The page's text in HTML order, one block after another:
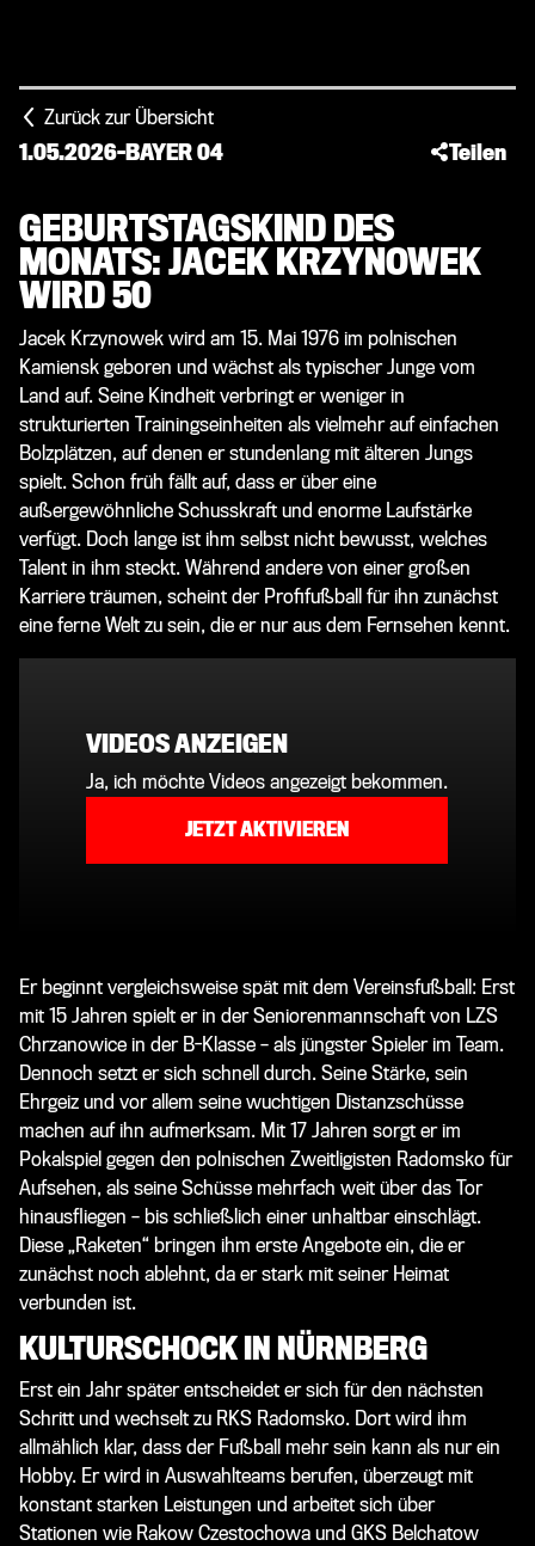
Zurück zur Übersicht
1.05.2026-BAYER 04 Teilen
GEBURTSTAGSKIND DES
MONATS: JACEK KRZYNOWEK
WIRD 50
Jacek Krzynowek wird am 15. Mai 1976 im polnischen
Kamiensk geboren und wächst als typischer Junge vom
Land auf. Seine Kindheit verbringt er weniger in
strukturierten Trainingseinheiten als vielmehr auf einfachen
Bolzplätzen, auf denen er stundenlang mit älteren Jungs
spielt. Schon früh fällt auf, dass er über eine
außergewöhnliche Schusskraft und enorme Laufstärke
verfügt. Doch lange ist ihm selbst nicht bewusst, welches
Talent in ihm steckt. Während andere von einer großen
Karriere träumen, scheint der Profifußball für ihn zunächst
eine ferne Welt zu sein, die er nur aus dem Fernsehen kennt.
VIDEOS ANZEIGEN
Ja, ich möchte Videos angezeigt bekommen.
JETZT AKTIVIEREN
Er beginnt vergleichsweise spät mit dem Vereinsfußball: Erst
mit 15 Jahren spielt er in der Seniorenmannschaft von LZS
Chrzanowice in der B-Klasse – als jüngster Spieler im Team.
Dennoch setzt er sich schnell durch. Seine Stärke, sein
Ehrgeiz und vor allem seine wuchtigen Distanzschüsse
machen auf ihn aufmerksam. Mit 17 Jahren sorgt er im
Pokalspiel gegen den polnischen Zweitligisten Radomsko für
Aufsehen, als seine Schüsse mehrfach weit über das Tor
hinausfliegen – bis schließlich einer unhaltbar einschlägt.
Diese „Raketen“ bringen ihm erste Angebote ein, die er
zunächst noch ablehnt, da er stark mit seiner Heimat
verbunden ist.
KULTURSCHOCK IN NÜRNBERG
Erst ein Jahr später entscheidet er sich für den nächsten
Schritt und wechselt zu RKS Radomsko. Dort wird ihm
allmählich klar, dass der Fußball mehr sein kann als nur ein
Hobby. Er wird in Auswahlteams berufen, überzeugt mit
konstant starken Leistungen und arbeitet sich über
Stationen wie Rakow Czestochowa und GKS Belchatow